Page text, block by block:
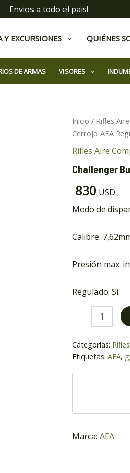
Envios a todo el pais!
Y EXCURSIONES QUIÉNES
DE ARMAS VISORES
Inicio / Rifles
Cerrojo AEA
Rifles Aire
Challenger
830 USD
Modo de
Calibre:
Presión max.
Regulado: Si.
Challenger
BullPup
7,62mm
24"
AEA
cantidad
Categorías:
Etiquetas: AEA,
Marca: AEA